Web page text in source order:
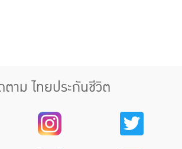
าม ไทยประกันชีวิต